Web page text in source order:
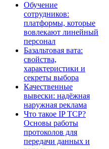
Обучение
сотрудников:
платформы, которые
вовлекают линейный
персонал
Базальтовая вата:
свойства,
характеристики и
секреты выбора
Качественные
вывески: надёжная
наружная реклама
Что такое IP TCP?
Основы работы
протоколов для
передачи данных и